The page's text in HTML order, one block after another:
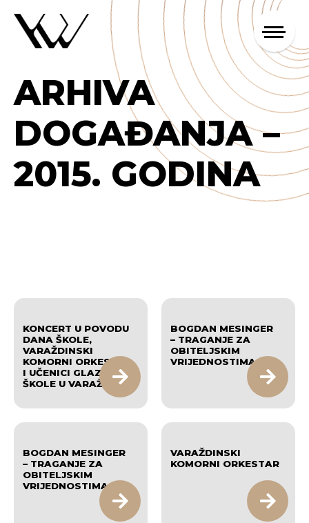
ARHIVA
DOGAĐANJA –
2015. GODINA
KONCERT U POVODU
DANA ŠKOLE,
VARAŽDINSKI
KOMORNI ORKESTAR
I UČENICI GLAZBENE
ŠKOLE U VARAŽDINU
BOGDAN MESINGER
– TRAGANJE ZA
OBITELJSKIM
VRIJEDNOSTIMA
BOGDAN MESINGER
– TRAGANJE ZA
OBITELJSKIM
VRIJEDNOSTIMA
VARAŽDINSKI
KOMORNI ORKESTAR